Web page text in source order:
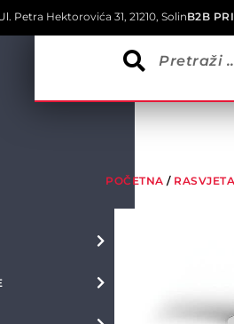
Petra Hektorovića 31, 21210, SolinB2B
POČETNA / RASVJETA